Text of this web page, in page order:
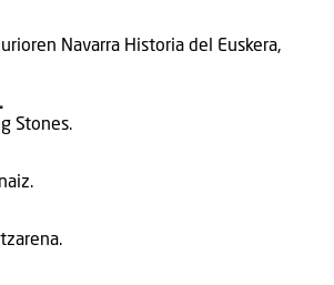
Navarra Historia del Euskera,
Stones.